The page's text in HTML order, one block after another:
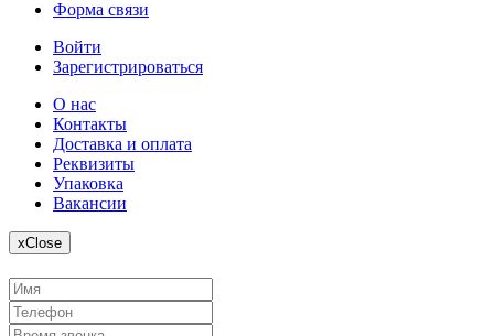
Форма связи
Войти
Зарегистрироваться
О нас
Контакты
Доставка и оплата
Реквизиты
Упаковка
Вакансии
xClose